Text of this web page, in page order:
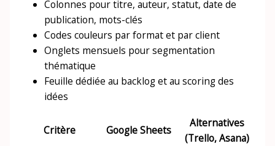
Colonnes pour titre, auteur, statut, date de
publication, mots-clés
Codes couleurs par format et par client
Onglets mensuels pour segmentation
thématique
Feuille dédiée au backlog et au scoring des
idées
Critère Google Sheets
Alternatives
(Trello, Asana)